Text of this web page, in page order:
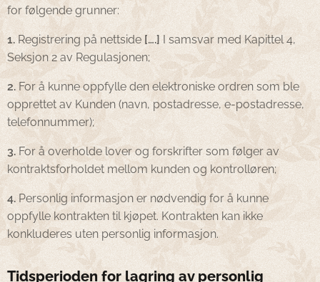
for følgende grunner:
1.Registrering på nettside [….] I samsvar med Kapittel 4,
Seksjon 2 av Regulasjonen;
2.For å kunne oppfylle den elektroniske ordren som ble
opprettet av Kunden (navn, postadresse, e-postadresse,
telefonnummer);
3.For å overholde lover og forskrifter som følger av
kontraktsforholdet mellom kunden og kontrolløren;
4.Personlig informasjon er nødvendig for å kunne
oppfylle kontrakten til kjøpet. Kontrakten kan ikke
konkluderes uten personlig informasjon.
Tidsperioden for lagring av personlig